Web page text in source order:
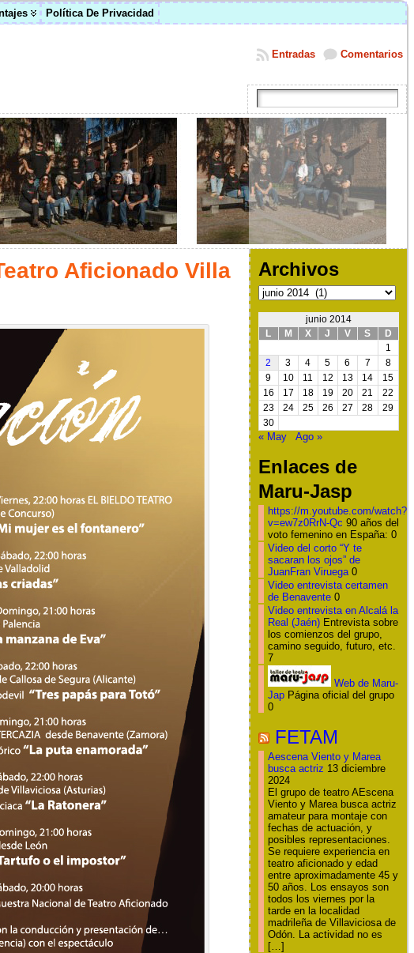
Política De Privacidad
Comentarios
Entradas
Aficionado Villa
Archivos
Archivos
junio 2014
L
M X J V S
D
1
2
3 4 5 6 7
8
9
10 11 12 13 14
15
16
17 18 19 20 21
22
23
24 25 26 27 28
29
30
« May Ago »
Enlaces de
Maru-Jasp
https://m.youtube.com/watch?
v=ew7z0RrN-Qc 90 años del
voto femenino en España: 0
Video del corto “Y te
sacaran los ojos” de
JuanFran Viruega0
Video entrevista certamen
de Benavente0
Video entrevista en Alcalá la
Real (Jaén)Entrevista sobre
los comienzos del grupo,
camino seguido, futuro, etc.
7
Web de Maru-
JapPágina oficial del grupo
0
FETAM
Aescena Viento y Marea
busca actriz 13 diciembre
2024
El grupo de teatro AEscena
Viento y Marea busca actriz
amateur para montaje con
fechas de actuación, y
posibles representaciones.
Se requiere experiencia en
teatro aficionado y edad
entre aproximadamente 45 y
50 años. Los ensayos son
todos los viernes por la
tarde en la localidad
madrileña de Villaviciosa de
Odón. La actividad no es
[…]